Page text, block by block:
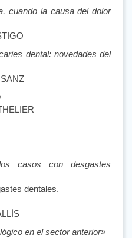
cuando la causa del dolor
dental: novedades del
casos con desgastes
dentales.
en el sector anterior»